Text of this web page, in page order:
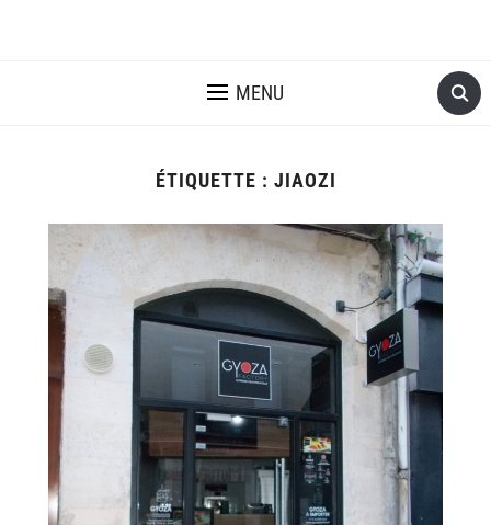
MENU
ÉTIQUETTE : JIAOZI